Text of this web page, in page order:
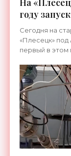
На
году
Сегодня на
«Плесецк»
первый в этом
легкому